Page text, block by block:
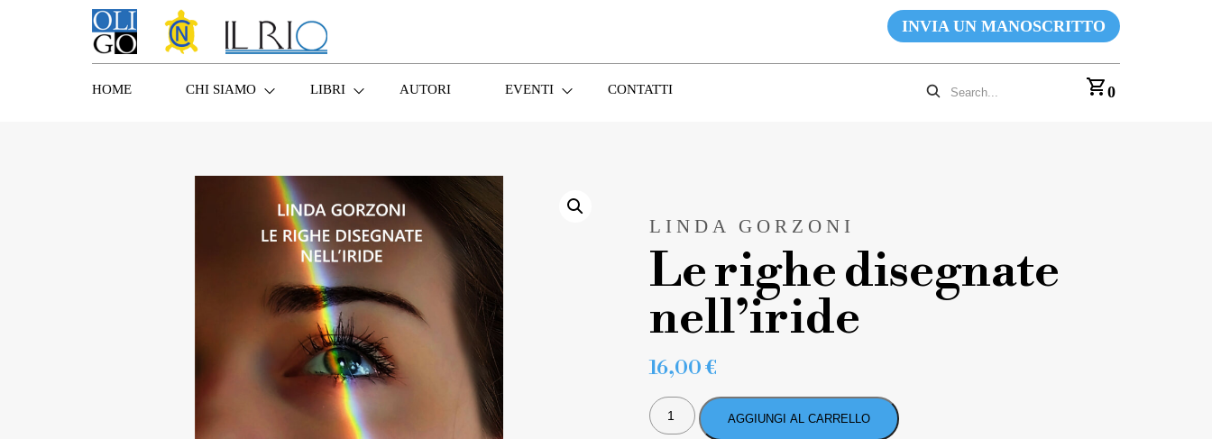
INVIA UN MANOSCRITTO
HOME CHI SIAMO LIBRI AUTORI EVENTI CONTATTI 0
LINDA GORZONI
Le righe disegnate
nell’iride
16,00€
LE
RIGHE
DISEGNATE
AGGIUNGI AL CARRELLO